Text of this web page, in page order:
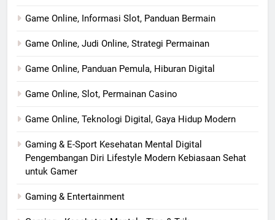
Game Online, Informasi Slot, Panduan Bermain
Game Online, Judi Online, Strategi Permainan
Game Online, Panduan Pemula, Hiburan Digital
Game Online, Slot, Permainan Casino
Game Online, Teknologi Digital, Gaya Hidup Modern
Gaming & E-Sport Kesehatan Mental Digital
Pengembangan Diri Lifestyle Modern Kebiasaan Sehat
untuk Gamer
Gaming & Entertainment